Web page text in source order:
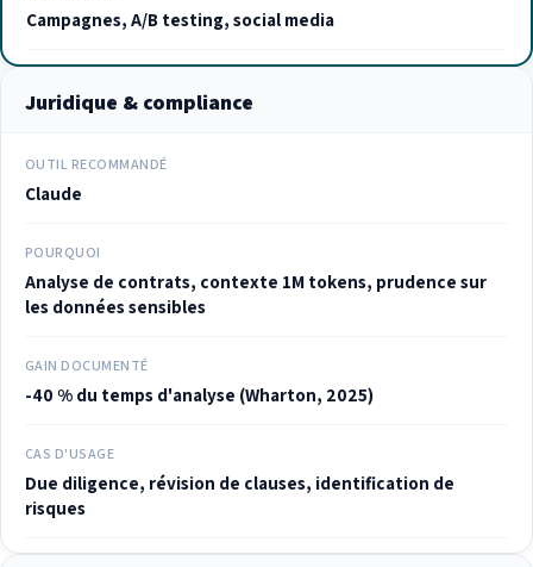
Campagnes, A/B testing, social media
Juridique & compliance
OUTIL RECOMMANDÉ
Claude
POURQUOI
Analyse de contrats, contexte 1M tokens, prudence sur
les données sensibles
GAIN DOCUMENTÉ
-40 % du temps d'analyse (Wharton, 2025)
CAS D'USAGE
Due diligence, révision de clauses, identification de
risques